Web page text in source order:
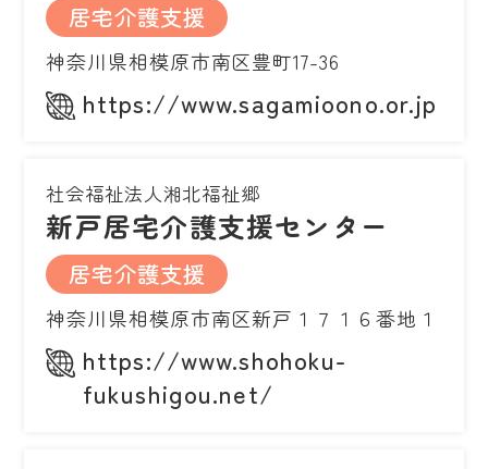
居宅介護支援
神奈川県相模原市南区豊町17-36
https://www.sagamioono.or.jp
社会福祉法人湘北福祉郷
新戸居宅介護支援センター
居宅介護支援
神奈川県相模原市南区新戸１７１６番地１
https://www.shohoku-
fukushigou.net/